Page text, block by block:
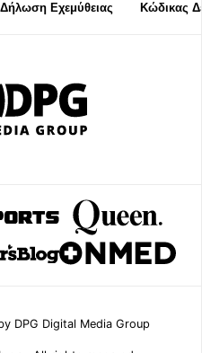
Δήλωση Εχεμύθειας Κώδικας
DPG Digital Media Group